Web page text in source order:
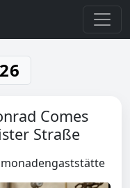
Comes
Straße